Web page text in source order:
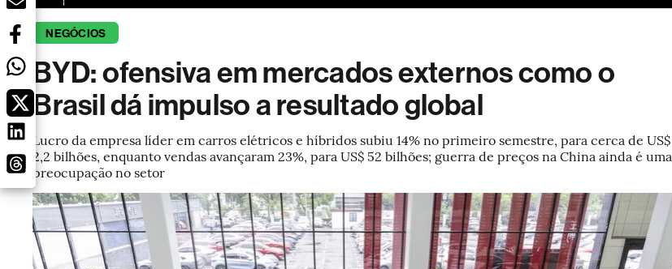
NEGÓCIOS
BYD: ofensiva em mercados externos como o
Brasil dá impulso a resultado global
Lucro da empresa líder em carros elétricos e híbridos subiu 14% no primeiro semestre, para cerca de US$
2,2 bilhões, enquanto vendas avançaram 23%, para US$ 52 bilhões; guerra de preços na China ainda é uma
preocupação no setor